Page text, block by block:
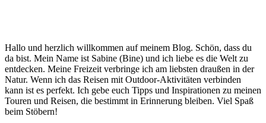
Hallo und herzlich willkommen auf meinem Blog. Schön, dass du
da bist. Mein Name ist Sabine (Bine) und ich liebe es die Welt zu
entdecken. Meine Freizeit verbringe ich am liebsten draußen in der
Natur. Wenn ich das Reisen mit Outdoor-Aktivitäten verbinden
kann ist es perfekt. Ich gebe euch Tipps und Inspirationen zu meinen
Touren und Reisen, die bestimmt in Erinnerung bleiben. Viel Spaß
beim Stöbern!